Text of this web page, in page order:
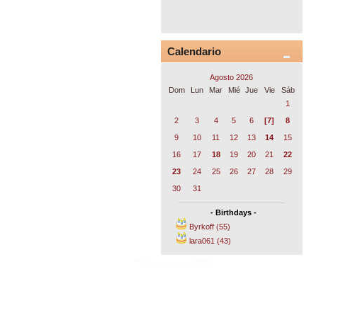
Calendario
Agosto 2026
Dom
Lun Mar Mié Jue Vie
Sáb
1
2
3 4 5 6 [7]
8
9
10 11 12 13 14
15
16
17 18 19 20 21
22
23
24 25 26 27 28
29
30
31
- Birthdays -
Byrkoff (55)
lara061 (43)